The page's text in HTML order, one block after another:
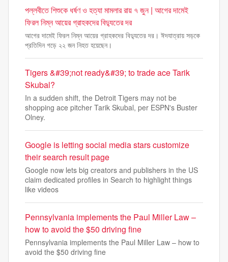
পল্লবীতে শিশুকে ধর্ষণ ও হত্যা মামলার রায় ৭ জুন | আগের দামেই
ফিরল নিম্ন আয়ের গ্রাহকদের বিদ্যুতের দর
আগের দামেই ফিরল নিম্ন আয়ের গ্রাহকদের বিদ্যুতের দর। ঈদযাত্রায় সড়কে
প্রতিদিন গড়ে ২২ জন নিহত হয়েছেন।
Tigers &#39;not ready&#39; to trade ace Tarik
Skubal?
In a sudden shift, the Detroit Tigers may not be
shopping ace pitcher Tarik Skubal, per ESPN's Buster
Olney.
Google is letting social media stars customize
their search result page
Google now lets big creators and publishers in the US
claim dedicated profiles in Search to highlight things
like videos
Pennsylvania implements the Paul Miller Law –
how to avoid the $50 driving fine
Pennsylvania implements the Paul Miller Law – how to
avoid the $50 driving fine